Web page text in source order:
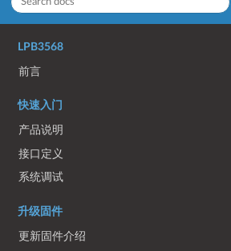
LPB3568
前言
快速入门
产品说明
接口定义
系统调试
升级固件
更新固件介绍